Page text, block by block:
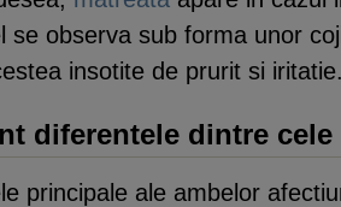
se observa sub forma unor
insotite de prurit si iritatie.
diferentele dintre cele
principale ale ambelor